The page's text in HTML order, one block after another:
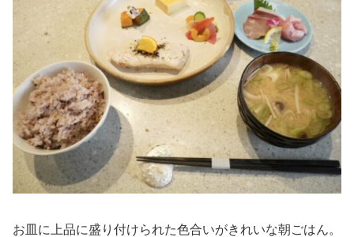
お皿に上品に盛り付けられた色合いがきれいな朝ごはん。